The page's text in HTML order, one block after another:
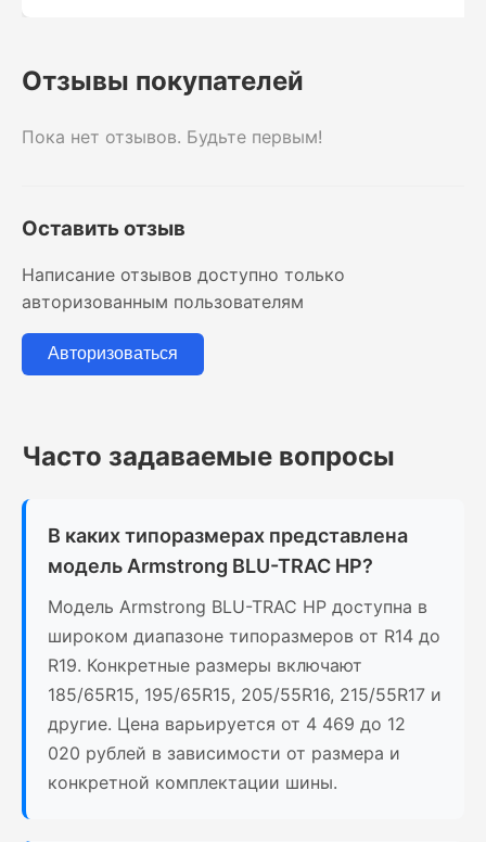
Отзывы покупателей
Пока нет отзывов. Будьте первым!
Оставить отзыв
Написание отзывов доступно только
авторизованным пользователям
Авторизоваться
Часто задаваемые вопросы
В каких типоразмерах представлена
модель Armstrong BLU-TRAC HP?
Модель Armstrong BLU-TRAC HP доступна в
широком диапазоне типоразмеров от R14 до
R19. Конкретные размеры включают
185/65R15, 195/65R15, 205/55R16, 215/55R17 и
другие. Цена варьируется от 4 469 до 12
020 рублей в зависимости от размера и
конкретной комплектации шины.